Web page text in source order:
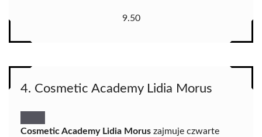
9.50
4. Cosmetic Academy Lidia Morus
Cosmetic Academy Lidia Morus zajmuje czwarte